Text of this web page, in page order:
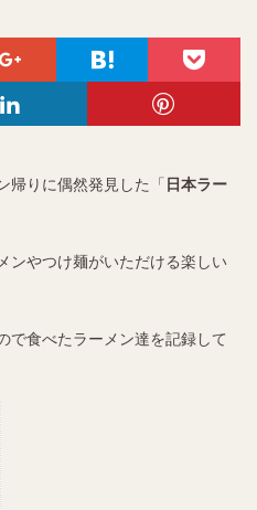
帰りに偶然発見した「日本ラー
ンやつけ麺がいただける楽しい
で食べたラーメン達を記録して